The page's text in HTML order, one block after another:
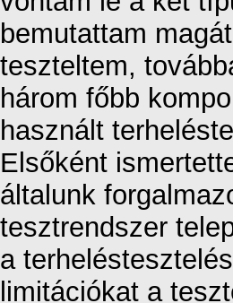
bemutattam
teszteltem,
három főbb
használt
Elsőként
általunk
tesztrendszer
a
limitációkat a